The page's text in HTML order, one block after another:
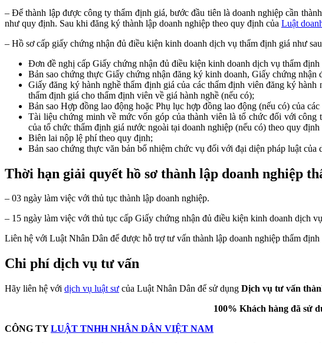
– Để thành lập được công ty thẩm định giá, bước đầu tiên là doanh nghiệp cần
như quy định. Sau khi đăng ký thành lập doanh nghiệp theo quy định của Luật
– Hồ sơ cấp giấy chứng nhận đủ điều kiện kinh doanh dịch vụ thẩm định giá như
Đơn đề nghị cấp Giấy chứng nhận đủ điều kiện kinh doanh dịch vụ thẩm
Bản sao chứng thực Giấy chứng nhận đăng ký kinh doanh, Giấy chứng nhận
Giấy đăng ký hành nghề thẩm định giá của các thẩm định viên đăng ký
thẩm định giá cho thẩm định viên về giá hành nghề (nếu có);
Bản sao Hợp đồng lao động hoặc Phụ lục hợp đồng lao động (nếu có) của
Tài liệu chứng minh về mức vốn góp của thành viên là tổ chức đối với
của tổ chức thẩm định giá nước ngoài tại doanh nghiệp (nếu có) theo quy
Biên lai nộp lệ phí theo quy định;
Bản sao chứng thực văn bản bổ nhiệm chức vụ đối với đại diện pháp luật
Thời hạn giải quyết hồ sơ thành lập doanh nghiệp
– 03 ngày làm việc với thủ tục thành lập doanh nghiệp.
– 15 ngày làm việc với thủ tục cấp Giấy chứng nhận đủ điều kiện kinh doanh dịch
Liên hệ với Luật Nhân Dân để được hỗ trợ tư vấn thành lập doanh nghiệp thẩm
Chi phí dịch vụ tư vấn
Hãy liên hệ với dịch vụ luật sư của Luật Nhân Dân để sử dụng Dịch vụ tư vấn
100% Khách hàng đã sử
CÔNG TYLUẬT TNHH NHÂN DÂN VIỆT NAM